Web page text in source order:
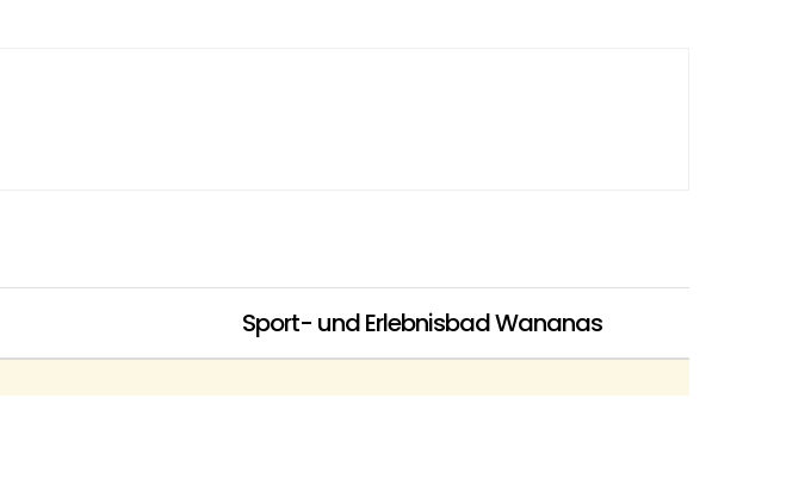
Sport- und Erlebnisbad Wananas